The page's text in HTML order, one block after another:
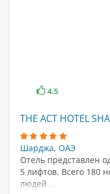
4.5
THE ACT HOTEL
Шарджа, ОАЭ
Отель представлен
5 лифтов. Всего 180
людей…